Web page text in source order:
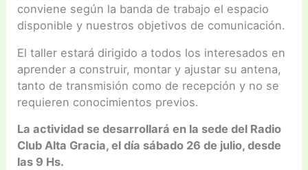
conviene según la banda de trabajo el espacio
disponible y nuestros objetivos de comunicación.
El taller estará dirigido a todos los interesados en
aprender a construir, montar y ajustar su antena,
tanto de transmisión como de recepción y no se
requieren conocimientos previos.
La actividad se desarrollará en la sede del Radio
Club Alta Gracia, el día sábado 26 de julio, desde
las 9 Hs.